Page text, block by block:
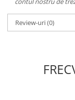
Review-uri(0)